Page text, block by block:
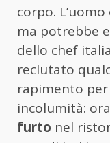
corpo.
ma potrebbe
dello chef
reclutato
rapimento
incolumità: ora
furto nel